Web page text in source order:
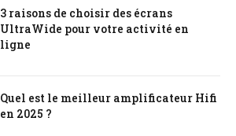
3 raisons de choisir des écrans
UltraWide pour votre activité en
ligne
Quel est le meilleur amplificateur Hifi
en 2025 ?